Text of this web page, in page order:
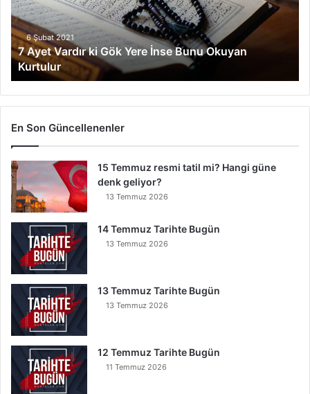
V
a
r
d
r
k
i
G
Y
e
r
e
n
s
B
u
n
k
6 Şubat 2021
7 Ayet Vardır ki Gök Yere İnse Bunu Okuyan
Kurtulur
En Son Güncellenenler
15 Temmuz resmi tatil mi? Hangi güne
denk geliyor?
13 Temmuz 2026
14 Temmuz Tarihte Bugün
13 Temmuz 2026
13 Temmuz Tarihte Bugün
13 Temmuz 2026
12 Temmuz Tarihte Bugün
11 Temmuz 2026